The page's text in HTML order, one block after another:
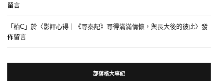
留言
「柏C 」於〈影評心得｜《尋秦記》尋得滿滿情懷，與長大後的彼此〉發
佈留言
部落格大事紀